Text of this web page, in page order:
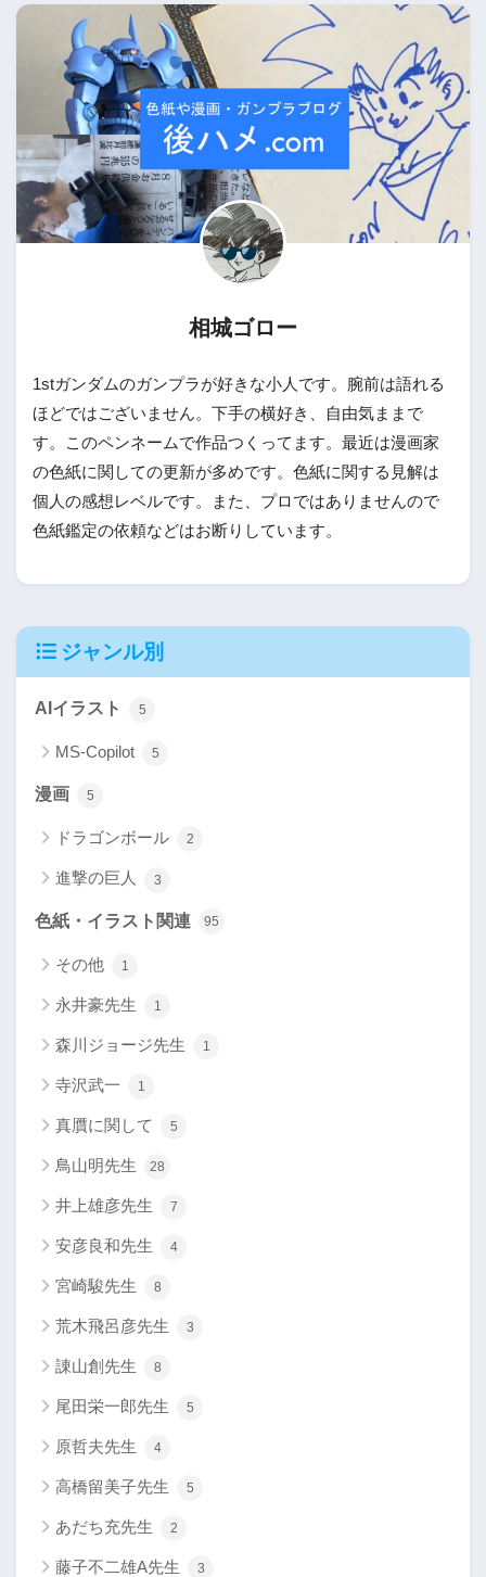
相城ゴロー
1stガンダムのガンプラが好きな小人です。腕前は語れる
ほどではございません。下手の横好き、自由気ままで
す。このペンネームで作品つくってます。最近は漫画家
の色紙に関しての更新が多めです。色紙に関する見解は
個人の感想レベルです。また、プロではありませんので
色紙鑑定の依頼などはお断りしています。
ジャンル別
AIイラスト 5
MS-Copilot 5
漫画 5
ドラゴンボール 2
進撃の巨人 3
色紙・イラスト関連 95
その他 1
永井豪先生 1
森川ジョージ先生 1
寺沢武一 1
真贋に関して 5
鳥山明先生 28
井上雄彦先生 7
安彦良和先生 4
宮崎駿先生 8
荒木飛呂彦先生 3
諌山創先生 8
尾田栄一郎先生 5
原哲夫先生 4
高橋留美子先生 5
あだち充先生 2
藤子不二雄A先生 3